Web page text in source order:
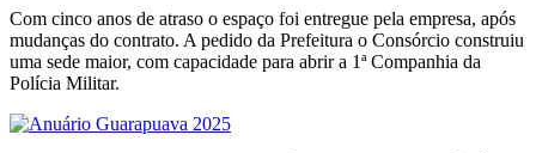
Com cinco anos de atraso o espaço foi entregue pela empresa, após
mudanças do contrato. A pedido da Prefeitura o Consórcio construiu
uma sede maior, com capacidade para abrir a 1ª Companhia da
Polícia Militar.